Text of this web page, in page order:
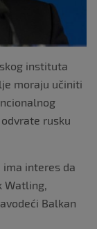
instituta
moraju učiniti
rusku
ima interes da
Watling,
Balkan